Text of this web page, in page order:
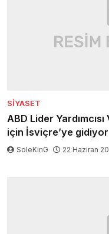
SIYASET
ABD Lider
için İsviçre’ye gidiyor
SoleKinG 22 Haziran